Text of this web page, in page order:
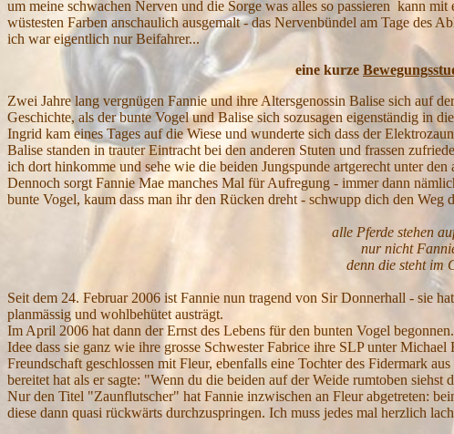
um meine schwachen Nerven und die Sorge was alles so passieren kann
wüstesten Farben anschaulich ausgemalt - das Nervenbündel am Tage des
ich war eigentlich nur Beifahrer...
eine kurze
Zwei Jahre lang vergnügen Fannie und ihre Altersgenossin Balise sich auf
Geschichte, als der bunte Vogel und Balise sich sozusagen eigenständig in
Ingrid kam eines Tages auf die Wiese und wunderte sich dass der
Balise standen in trauter Eintracht bei den anderen Stuten und frassen
ich dort hinkomme und sehe wie die beiden Jungspunde artgerecht unter
Dennoch sorgt Fannie Mae manches Mal für Aufregung - immer dann
bunte Vogel, kaum dass man ihr den Rücken dreht - schwupp dich den Weg
alle Pferde stehen auf der
nur nicht Fannie
denn die steht im
Seit dem 24. Februar 2006 ist Fannie nun tragend von Sir Donnerhall - sie
planmässig und wohlbehütet austrägt.
Im April 2006 hat dann der Ernst des Lebens für den bunten Vogel
Idee dass sie ganz wie ihre grosse Schwester Fabrice ihre SLP unter
Freundschaft geschlossen mit Fleur, ebenfalls eine Tochter des Fidermark
bereitet hat als er sagte: "Wenn du die beiden auf der Weide rumtoben
Nur den Titel "Zaunflutscher" hat Fannie inzwischen an Fleur abgetreten:
diese dann quasi rückwärts durchzuspringen. Ich muss jedes mal herzlich